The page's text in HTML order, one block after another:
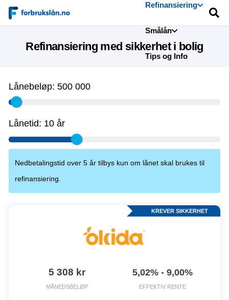
Refinansiering
Smålån
Tips og Info
Refinansiering med sikkerhet i bolig
Lånebeløp: 500 000
Lånetid: 10 år
Nedbetalingstid over 5 år tilbys kun om lånet skal brukes til
refinansiering.
KREVER SIKKERHET
5 308 kr
MÅNEDSBELØP
5,02% - 9,00%
EFFEKTIV RENTE